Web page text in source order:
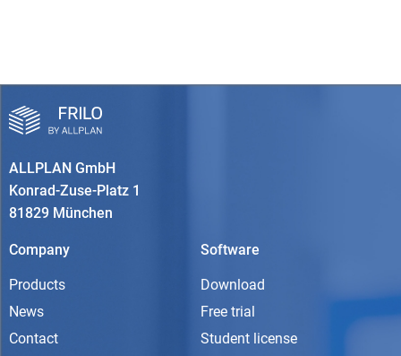
ALLPLAN GmbH
Konrad-Zuse-Platz 1
81829 München
Company
Products
News
Contact
Software
Download
Free trial
Student license